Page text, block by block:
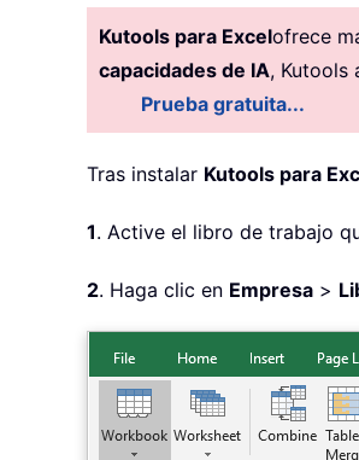
Resume
End Sub
Kutools para Excelofrece
capacidades de IA, Kutools
Prueba gratuita...
Tras instalar Kutools para
1. Active el libro de trabajo
2. Haga clic en Empresa >